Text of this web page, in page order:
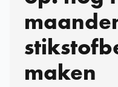
maken